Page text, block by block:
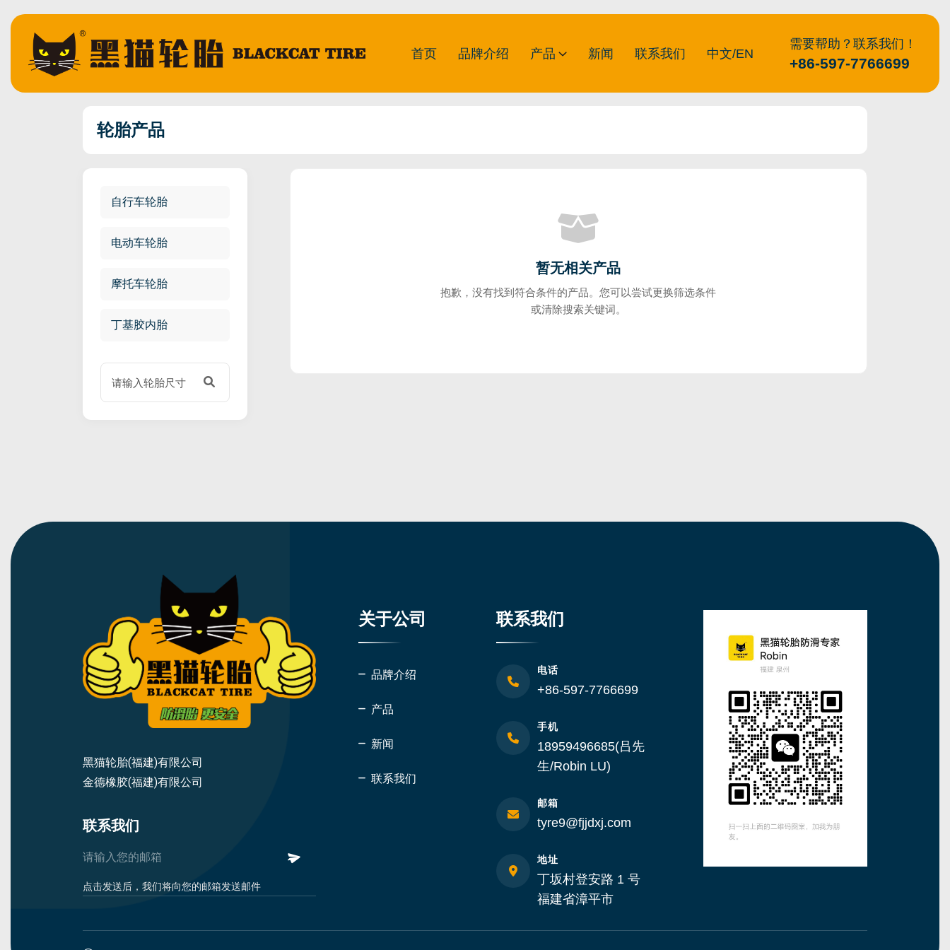
首页 品牌介绍 产品 新闻 联系我们 中文/EN
需要帮助？联系我们！
+86-597-7766699
轮胎产品
自行车轮胎
电动车轮胎
摩托车轮胎
丁基胶内胎
暂无相关产品
抱歉，没有找到符合条件的产品。您可以尝试更换筛选条件
或清除搜索关键词。
黑猫轮胎(福建)有限公司
金德橡胶(福建)有限公司
联系我们
点击发送后，我们将向您的邮箱发送邮件
关于公司
品牌介绍
产品
新闻
联系我们
联系我们
电话
+86-597-7766699
手机
18959496685(吕先
生/Robin LU)
邮箱
tyre9@fjjdxj.com
地址
丁坂村登安路 1 号
福建省漳平市